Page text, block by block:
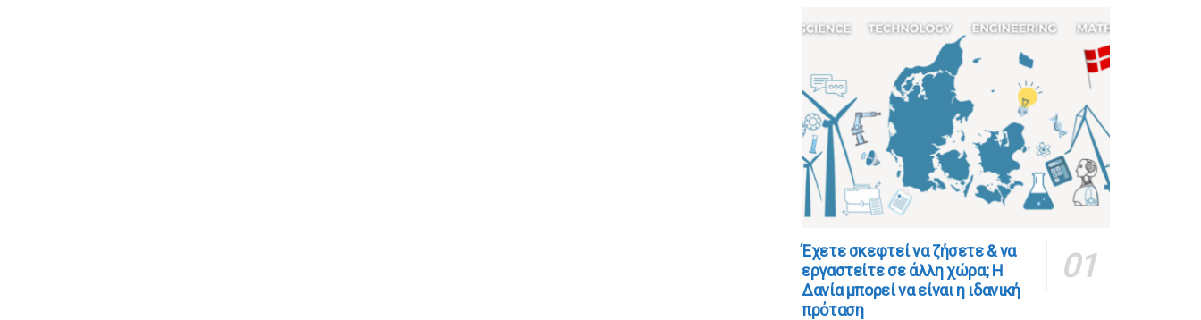
​​Έχετε σκεφτεί να ζήσετε & να
εργαστείτε σε άλλη χώρα; Η
Δανία μπορεί να είναι η ιδανική
πρόταση